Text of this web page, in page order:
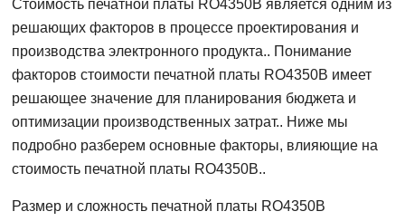
Стоимость печатной платы RO4350B является одним из
решающих факторов в процессе проектирования и
производства электронного продукта.. Понимание
факторов стоимости печатной платы RO4350B имеет
решающее значение для планирования бюджета и
оптимизации производственных затрат.. Ниже мы
подробно разберем основные факторы, влияющие на
стоимость печатной платы RO4350B..
Размер и сложность печатной платы RO4350B